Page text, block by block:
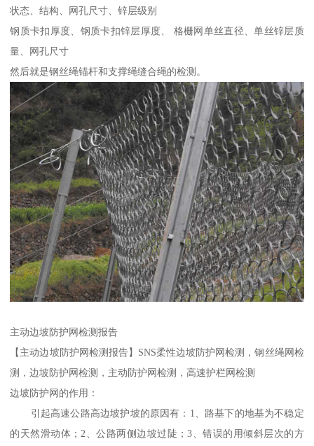
状态、结构、网孔尺寸、锌层级别
钢质卡扣厚度、钢质卡扣锌层厚度、 格栅网单丝直径、单丝锌层质
量、网孔尺寸
然后就是钢丝绳锚杆和支撑绳缝合绳的检测。
主动边坡防护网检测报告
【主动边坡防护网检测报告】SNS柔性边坡防护网检测，钢丝绳网检
测，边坡防护网检测，主动防护网检测，高速护栏网检测
边坡防护网的作用：
引起高速公路高边坡护坡的原因有：1、路基下的地基为不稳定
的天然滑动体；2、公路两侧边坡过陡；3、错误的用倾斜层次的方